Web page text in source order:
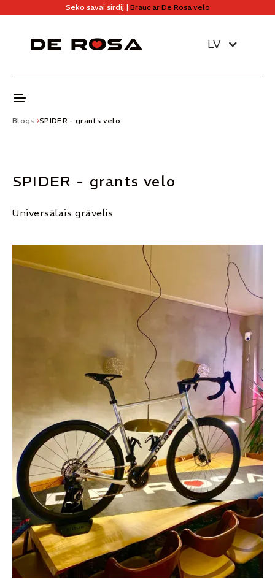
Seko savai sirdij | Brauc ar De Rosa velo
LV
Blogs SPIDER - grants velo
SPIDER - grants velo
Universālais grāvelis